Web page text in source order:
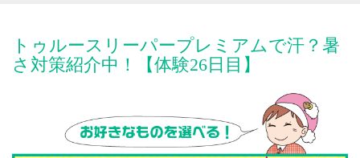
トゥルースリーパープレミアムで汗？暑
さ対策紹介中！【体験26日目】